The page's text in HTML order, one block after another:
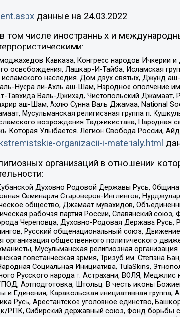
данные на 24.03.2022
числе иностранных и
Кавказа, Конгресс народов Ичкерии и
освобождения, Лашкар-И-Тайба, Исламская
наследия, Дом двух святых, Джунд
Нусра ли-Ахль аш-Шам, Народное ополчение
Валь-Джихад, Чистопольский Джамаат,
аш-Шам, Ахлю Сунна Валь Джамаа, National
Мусульманская религиозная группа п.
возрождения Таджикистана, Народная
Улыбается, Легион Свобода России,
organizacii-i-materialy.html
организаций в отношении
Духовно Родовой Державы Русь,
Семинария Староверов-Инглингов,
общество, Джамаат мувахидов,
рабочая партия России, Славянский
Череповца, Духовно-Родовая Держава Русь,
Русский общенациональный союз,
общественного политического
Мусульманская религиозная
повстанческая армия, Тризуб им. Степана
Социальная Инициатива, TulaSkins,
Русского народа г. Астрахани, ВОЛЯ,
Артподготовка, Штольц, В честь иконы
Единения, Каракольская инициативная группа,
Русь, Арестантское уголовное единство,
РПК, Сибирский державный союз, Фонд борьбы